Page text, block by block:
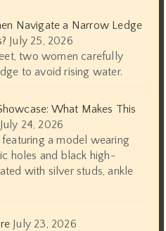
Navigate a Narrow Ledge
July 25, 2026
two women carefully
to avoid rising water.
What Makes This
July 24, 2026
a model wearing
holes and black high-
with silver studs, ankle
July 23, 2026